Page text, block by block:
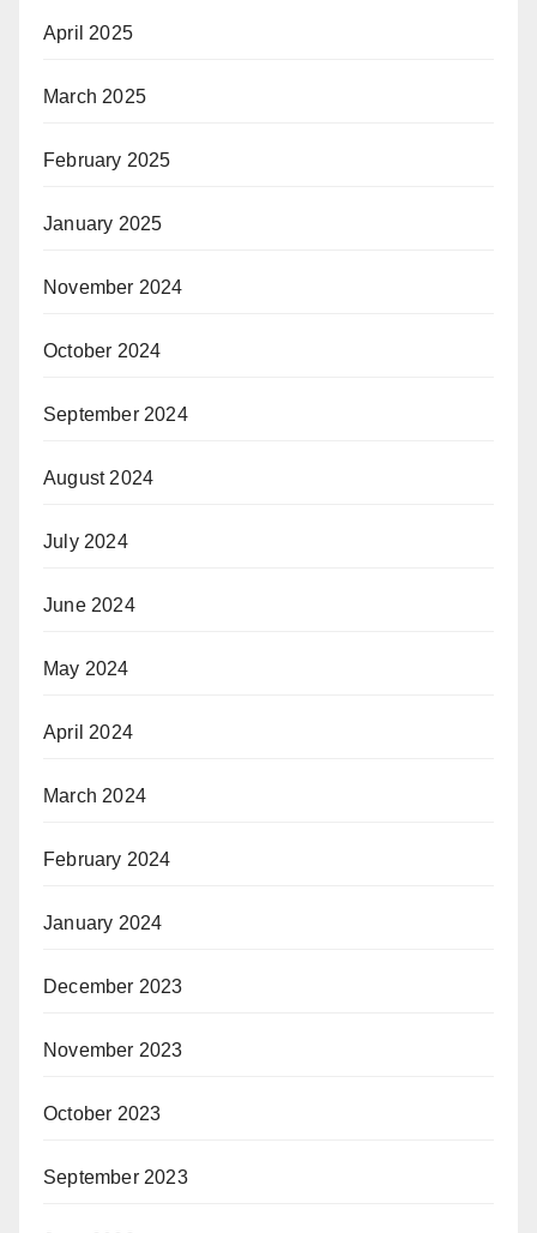
April 2025
March 2025
February 2025
January 2025
November 2024
October 2024
September 2024
August 2024
July 2024
June 2024
May 2024
April 2024
March 2024
February 2024
January 2024
December 2023
November 2023
October 2023
September 2023